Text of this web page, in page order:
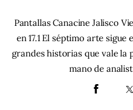
Pantallas Canacine Jalisco
en 17.1 El séptimo arte
grandes historias que vale la
mano de